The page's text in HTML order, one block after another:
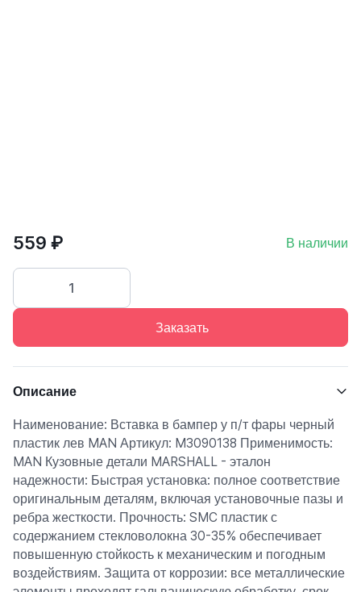
559 ₽ В наличии
Заказать
Описание
Наименование: Вставка в бампер у п/т фары черный
пластик лев MAN Артикул: M3090138 Применимость:
MAN Кузовные детали MARSHALL - эталон
надежности: Быстрая установка: полное соответствие
оригинальным деталям, включая установочные пазы и
ребра жесткости. Прочность: SMC пластик с
содержанием стекловолокна 30-35% обеспечивает
повышенную стойкость к механическим и погодным
воздействиям. Защита от коррозии: все металлические